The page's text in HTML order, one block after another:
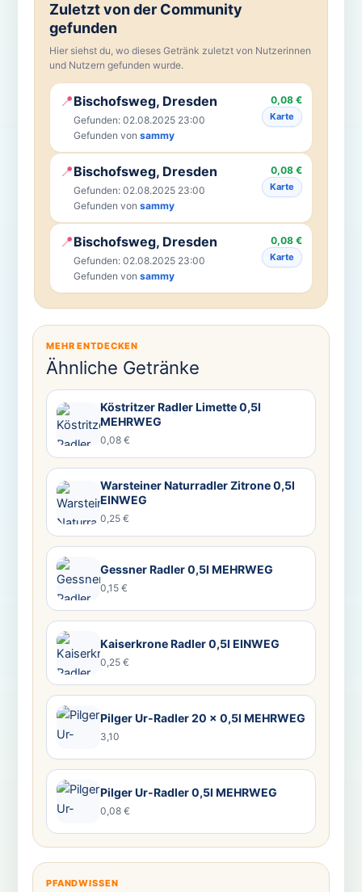
Zuletzt von der Community
gefunden
Hier siehst du, wo dieses Getränk zuletzt von Nutzerinnen
und Nutzern gefunden wurde.
📍Bischofsweg, Dresden
Gefunden: 02.08.2025 23:00
Gefunden von sammy
0,08 €
Karte
📍Bischofsweg, Dresden
Gefunden: 02.08.2025 23:00
Gefunden von sammy
0,08 €
Karte
📍Bischofsweg, Dresden
Gefunden: 02.08.2025 23:00
Gefunden von sammy
0,08 €
Karte
MEHR ENTDECKEN
Ähnliche Getränke
Köstritzer Radler Limette 0,5l
MEHRWEG
0,08 €
Warsteiner Naturradler Zitrone 0,5l
EINWEG
0,25 €
Gessner Radler 0,5l MEHRWEG
0,15 €
Kaiserkrone Radler 0,5l EINWEG
0,25 €
Pilger Ur-Radler 20 x 0,5l MEHRWEG
3,10
Pilger Ur-Radler 0,5l MEHRWEG
0,08 €
PFANDWISSEN